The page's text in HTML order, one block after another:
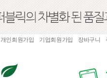
개인회원가입 기업회원가입 장바구니